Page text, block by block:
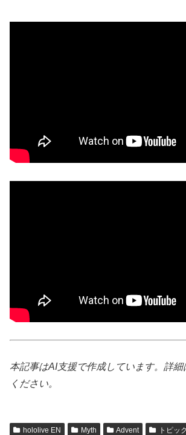
本記事はAI支援で作成しています。詳
ください。
hololive EN Myth Advent
トピック